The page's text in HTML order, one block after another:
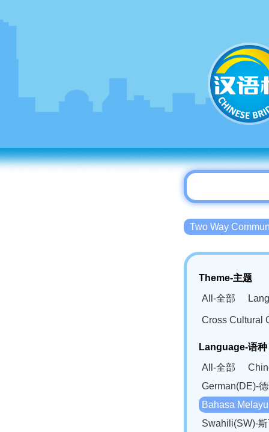
Two Way
Theme-主题
All-全部
Cross Cultural
Language-语种
All-全部
German(DE)-
Bahasa
Swahili(SW)-